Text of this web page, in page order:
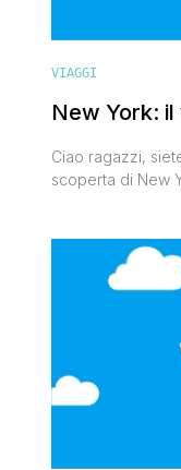
VIAGGI
New York:
Ciao ragazzi,
scoperta di New
Park, il Memorial
Qui trovate i [']